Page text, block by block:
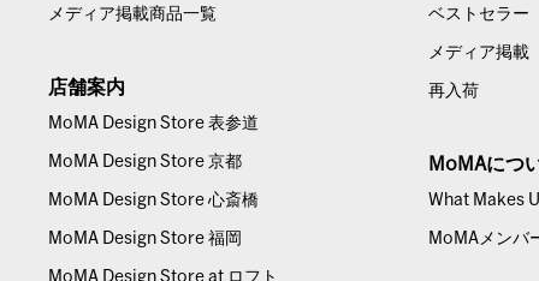
メディア掲載商品一覧
店舗案内
MoMA Design Store 表参道
MoMA Design Store 京都
MoMA Design Store 心斎橋
MoMA Design Store 福岡
MoMA Design Store at ロフト
ベストセラー
メディア掲載
再入荷
MoMAにつ
What Makes
MoMAメンバ